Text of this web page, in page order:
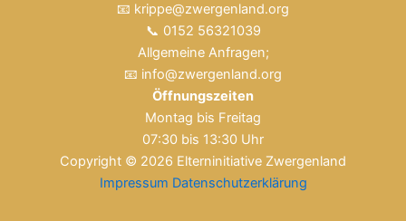
📧 krippe@zwergenland.org
📞 0152 56321039
Allgemeine Anfragen;
📧 info@zwergenland.org
Öffnungszeiten
Montag bis Freitag
07:30 bis 13:30 Uhr
Copyright © 2026 Elterninitiative Zwergenland
Impressum Datenschutzerklärung